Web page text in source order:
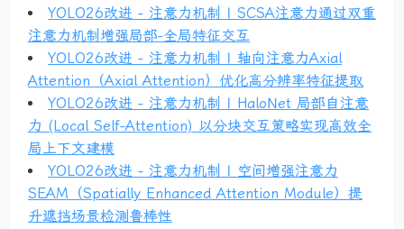
YOLO26改进 - 注意力机制 | SCSA注意力通过双重
注意力机制增强局部-全局特征交互
YOLO26改进 - 注意力机制 | 轴向注意力Axial
Attention（Axial Attention）优化高分辨率特征提取
YOLO26改进 - 注意力机制 | HaloNet 局部自注意
力 (Local Self-Attention) 以分块交互策略实现高效全
局上下文建模
YOLO26改进 - 注意力机制 | 空间增强注意力
SEAM（Spatially Enhanced Attention Module）提
升遮挡场景检测鲁棒性